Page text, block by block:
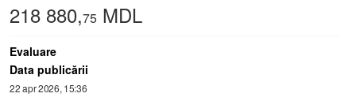
218 880,75 MDL
Evaluare
Data publicării
22 apr 2026, 15:36